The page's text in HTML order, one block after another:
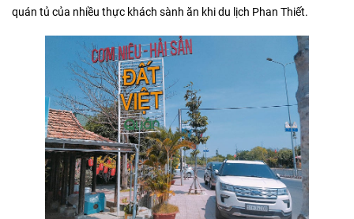
quán tủ của nhiều thực khách sành ăn khi du lịch Phan Thiết.